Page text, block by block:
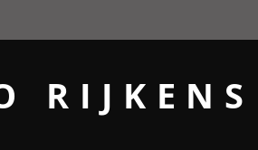
RIJKENS